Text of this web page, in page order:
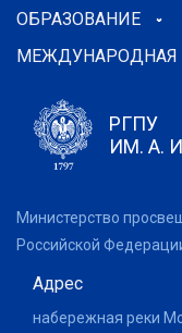
ОБРАЗОВАНИЕ
МЕЖДУНАРОДНАЯ
РГПУ
ИМ. А.
Министерство
Российской
Адрес
набережная реки